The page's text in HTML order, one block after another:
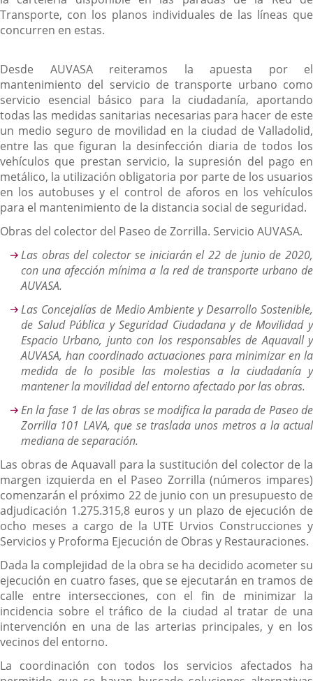
Transporte, con los planos individuales de las líneas que
concurren en estas.
Desde AUVASA reiteramos la apuesta por el
mantenimiento del servicio de transporte urbano como
servicio esencial básico para la ciudadanía, aportando
todas las medidas sanitarias necesarias para hacer de este
un medio seguro de movilidad en la ciudad de Valladolid,
entre las que figuran la desinfección diaria de todos los
vehículos que prestan servicio, la supresión del pago en
metálico, la utilización obligatoria por parte de los usuarios
en los autobuses y el control de aforos en los vehículos
para el mantenimiento de la distancia social de seguridad.
Obras del colector del Paseo de Zorrilla. Servicio AUVASA.
Las obras del colector se iniciarán el 22 de junio de 2020,
con una afección mínima a la red de transporte urbano de
AUVASA.
Las Concejalías de Medio Ambiente y Desarrollo Sostenible,
de Salud Pública y Seguridad Ciudadana y de Movilidad y
Espacio Urbano, junto con los responsables de Aquavall y
AUVASA, han coordinado actuaciones para minimizar en la
medida de lo posible las molestias a la ciudadanía y
mantener la movilidad del entorno afectado por las obras.
En la fase 1 de las obras se modifica la parada de Paseo de
Zorrilla 101 LAVA, que se traslada unos metros a la actual
mediana de separación.
Las obras de Aquavall para la sustitución del colector de la
margen izquierda en el Paseo Zorrilla (números impares)
comenzarán el próximo 22 de junio con un presupuesto de
adjudicación 1.275.315,8 euros y un plazo de ejecución de
ocho meses a cargo de la UTE Urvios Construcciones y
Servicios y Proforma Ejecución de Obras y Restauraciones.
Dada la complejidad de la obra se ha decidido acometer su
ejecución en cuatro fases, que se ejecutarán en tramos de
calle entre intersecciones, con el fin de minimizar la
incidencia sobre el tráfico de la ciudad al tratar de una
intervención en una de las arterias principales, y en los
vecinos del entorno.
La coordinación con todos los servicios afectados ha